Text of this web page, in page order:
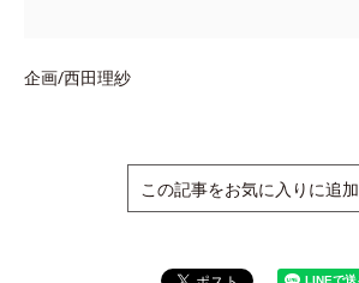
企画/西田理紗
この記事をお気に入りに追加